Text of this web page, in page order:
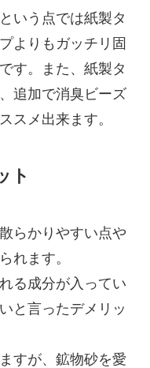
いう点では紙製タ
よりもガッチリ固
す。また、紙製タ
追加で消臭ビーズ
スメ出来ます。
ト
らかりやすい点や
れます。
る成分が入ってい
と言ったデメリッ
すが、鉱物砂を愛